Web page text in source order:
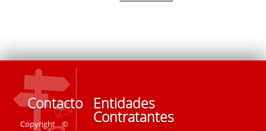
Contacto
Copyright ©
Entidades
Contratantes